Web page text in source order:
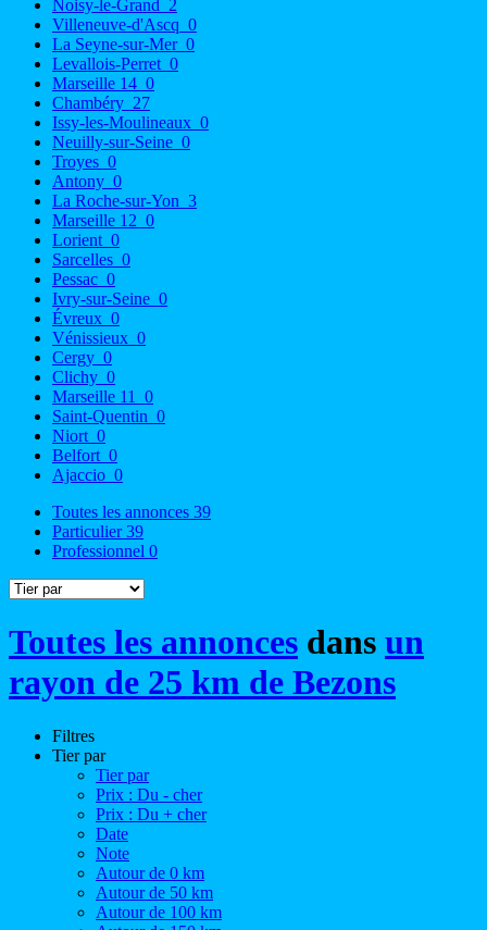
Noisy-le-Grand 2
Villeneuve-d'Ascq 0
La Seyne-sur-Mer 0
Levallois-Perret 0
Marseille 14 0
Chambéry 27
Issy-les-Moulineaux 0
Neuilly-sur-Seine 0
Troyes 0
Antony 0
La Roche-sur-Yon 3
Marseille 12 0
Lorient 0
Sarcelles 0
Pessac 0
Ivry-sur-Seine 0
Évreux 0
Vénissieux 0
Cergy 0
Clichy 0
Marseille 11
0
Saint-Quentin 0
Niort 0
Belfort 0
Ajaccio 0
Toutes les annonces 39
Particulier39
Professionnel 0
Toutes les annonces dans un
rayon de 25 km de Bezons
Filtres
Tier par
Tier par
Prix : Du - cher
Prix : Du + cher
Date
Note
Autour de 0 km
Autour de 50 km
Autour de 100 km